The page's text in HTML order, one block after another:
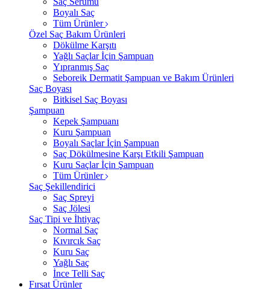
Boyalı Saç
Tüm Ürünler
Özel Saç Bakım Ürünleri
Dökülme Karşıtı
Yağlı Saçlar İçin Şampuan
Yıpranmış Saç
Seboreik Dermatit Şampuan ve Bakım Ürünleri
Saç Boyası
Bitkisel Saç Boyası
Şampuan
Kepek Şampuanı
Kuru Şampuan
Boyalı Saçlar İçin Şampuan
Saç Dökülmesine Karşı Etkili Şampuan
Kuru Saçlar İçin Şampuan
Tüm Ürünler
Saç Şekillendirici
Saç Spreyi
Saç Jölesi
Saç Tipi ve İhtiyaç
Normal Saç
Kıvırcık Saç
Kuru Saç
Yağlı Saç
İnce Telli Saç
Fırsat Ürünler